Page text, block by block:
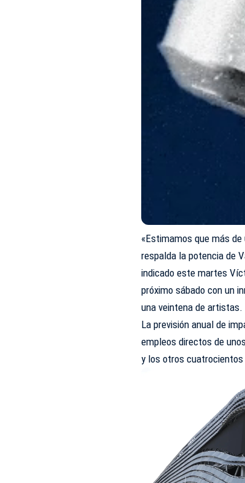
«Estimamos que más
respalda la potencia de
indicado este martes
próximo sábado con un
una veintena de artistas.
La previsión anual de
empleos directos de
y los otros cuatrocientos